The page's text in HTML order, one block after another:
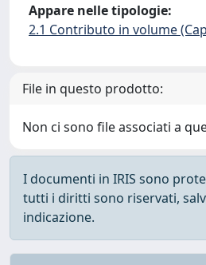
Appare nelle tipologie:
2.1 Contributo in volume
File in questo prodotto:
Non ci sono file associati a
I documenti in IRIS sono
tutti i diritti sono riservati,
indicazione.